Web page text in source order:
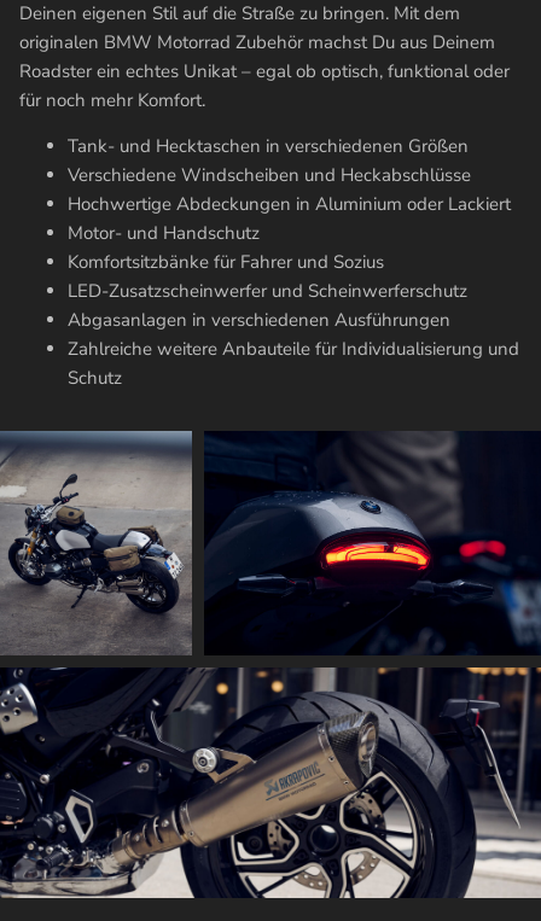
Deinen eigenen Stil auf die Straße zu bringen. Mit dem
originalen BMW Motorrad Zubehör machst Du aus Deinem
Roadster ein echtes Unikat – egal ob optisch, funktional oder
für noch mehr Komfort.
Tank- und Hecktaschen in verschiedenen Größen
Verschiedene Windscheiben und Heckabschlüsse
Hochwertige Abdeckungen in Aluminium oder Lackiert
Motor- und Handschutz
Komfortsitzbänke für Fahrer und Sozius
LED-Zusatzscheinwerfer und Scheinwerferschutz
Abgasanlagen in verschiedenen Ausführungen
Zahlreiche weitere Anbauteile für Individualisierung und
Schutz